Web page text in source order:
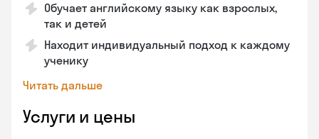
Обучает английскому языку как взрослых,
так и детей
Находит индивидуальный подход к каждому
ученику
Читать дальше
Услуги и цены